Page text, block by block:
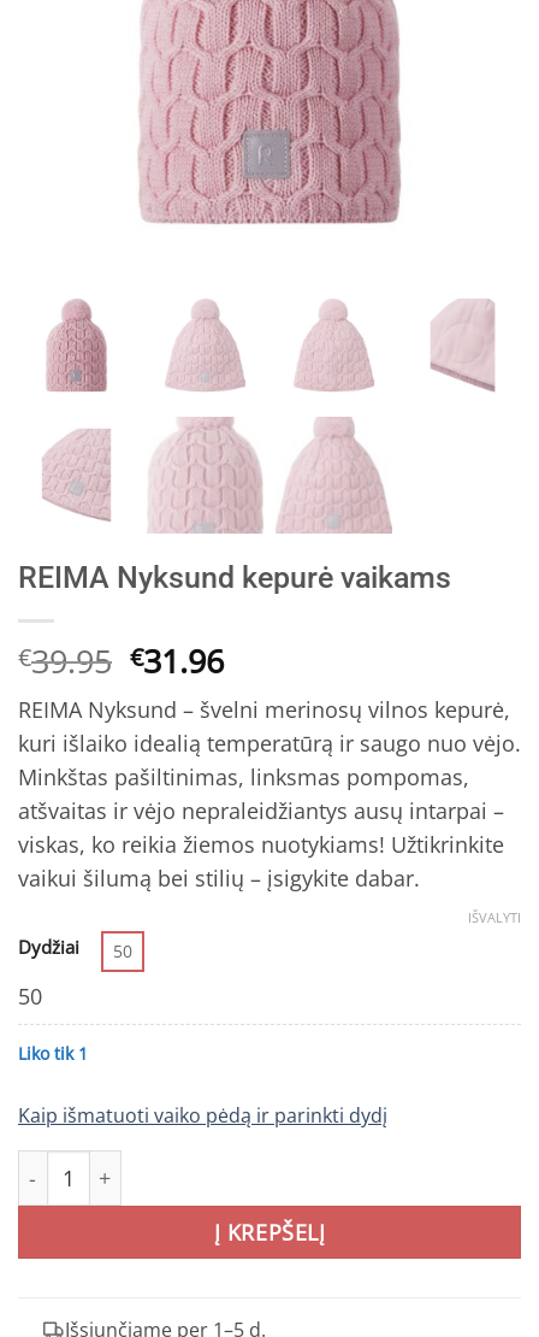
REIMA Nyksund kepurė vaikams
€39.95 Original
price
was:
€39.95.
€31.96Current
price
is:
€31.96.
REIMA Nyksund – švelni merinosų vilnos kepurė,
kuri išlaiko idealią temperatūrą ir saugo nuo vėjo.
Minkštas pašiltinimas, linksmas pompomas,
atšvaitas ir vėjo nepraleidžiantys ausų intarpai –
viskas, ko reikia žiemos nuotykiams! Užtikrinkite
vaikui šilumą bei stilių – įsigykite dabar.
Dydžiai 50
IŠVALYTI
50
Liko tik 1
Kaip išmatuoti vaiko pėdą ir parinkti dydį
produkto kiekis: REIMA Nyksund kepurė vaikams
Į KREPŠELĮ
Išsiunčiame per 1–5 d.